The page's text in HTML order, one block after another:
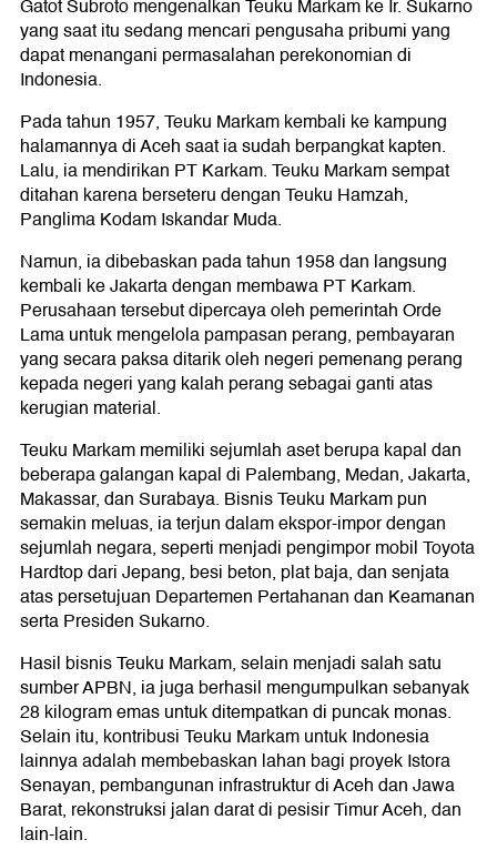
Gatot Subroto mengenalkan Teuku Markam ke Ir. Sukarno
yang saat itu sedang mencari pengusaha pribumi yang
dapat menangani permasalahan perekonomian di
Indonesia.
Pada tahun 1957, Teuku Markam kembali ke kampung
halamannya di Aceh saat ia sudah berpangkat kapten.
Lalu, ia mendirikan PT Karkam. Teuku Markam sempat
ditahan karena berseteru dengan Teuku Hamzah,
Panglima Kodam Iskandar Muda.
Namun, ia dibebaskan pada tahun 1958 dan langsung
kembali ke Jakarta dengan membawa PT Karkam.
Perusahaan tersebut dipercaya oleh pemerintah Orde
Lama untuk mengelola pampasan perang, pembayaran
yang secara paksa ditarik oleh negeri pemenang perang
kepada negeri yang kalah perang sebagai ganti atas
kerugian material.
Teuku Markam memiliki sejumlah aset berupa kapal dan
beberapa galangan kapal di Palembang, Medan, Jakarta,
Makassar, dan Surabaya. Bisnis Teuku Markam pun
semakin meluas, ia terjun dalam ekspor-impor dengan
sejumlah negara, seperti menjadi pengimpor mobil Toyota
Hardtop dari Jepang, besi beton, plat baja, dan senjata
atas persetujuan Departemen Pertahanan dan Keamanan
serta Presiden Sukarno.
Hasil bisnis Teuku Markam, selain menjadi salah satu
sumber APBN, ia juga berhasil mengumpulkan sebanyak
28 kilogram emas untuk ditempatkan di puncak monas.
Selain itu, kontribusi Teuku Markam untuk Indonesia
lainnya adalah membebaskan lahan bagi proyek Istora
Senayan, pembangunan infrastruktur di Aceh dan Jawa
Barat, rekonstruksi jalan darat di pesisir Timur Aceh, dan
lain-lain.